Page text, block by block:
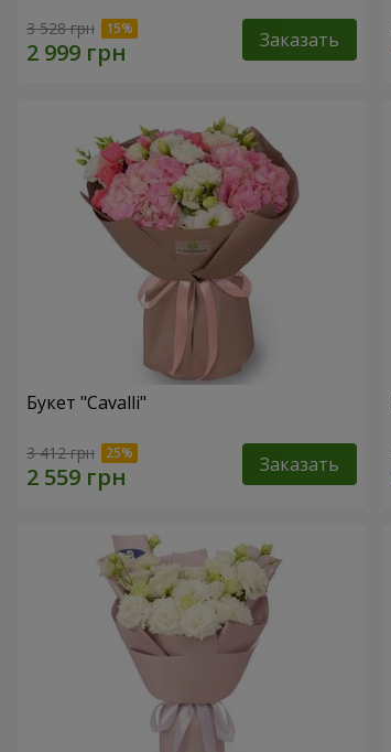
3 528 грн Заказать
Букет "Cаvalli"
3 412 грн Заказать